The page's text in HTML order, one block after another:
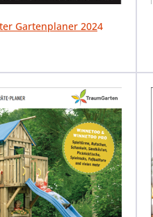
Gartenplaner 2024